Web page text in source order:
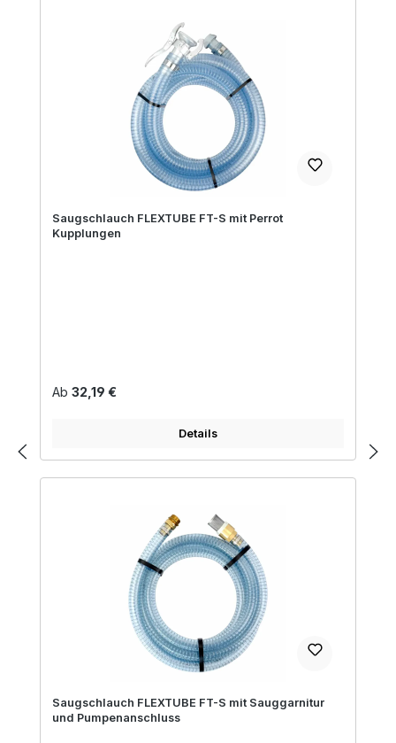
Saugschlauch FLEXTUBE FT-S mit Perrot
Kupplungen
Regulärer Preis:
Ab 32,19 €
Details
Saugschlauch FLEXTUBE FT-S mit Sauggarnitur
und Pumpenanschluss